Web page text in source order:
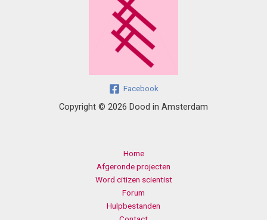
Facebook
Copyright © 2026 Dood in Amsterdam
Home
Afgeronde projecten
Word citizen scientist
Forum
Hulpbestanden